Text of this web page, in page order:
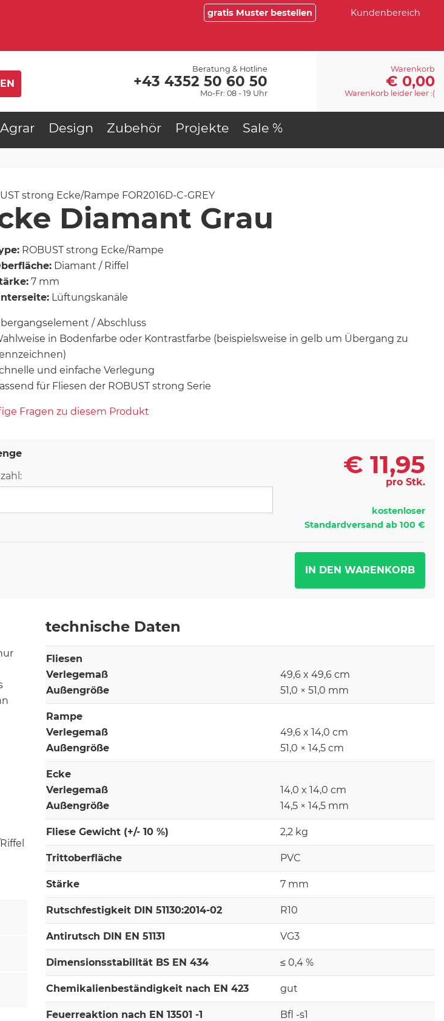
gratis Muster bestellen Kundenbereich
Beratung & Hotline
+43 4352 50 60 50
Mo-Fr: 08 - 19 Uhr
Warenkorb
€ 0,00
Warenkorb leider leer :(
Design Zubehör Projekte Sale %
strong Ecke/Rampe FOR2016D-C-GREY
Diamant Grau
ROBUST strong Ecke/Rampe
Diamant / Riffel
7 mm
Lüftungskanäle
/ Abschluss
in Bodenfarbe oder Kontrastfarbe (beispielsweise in gelb um Übergang zu
und einfache Verlegung
für Fliesen der ROBUST strong Serie
Fragen zu diesem Produkt
€ 11,95
pro Stk.
kostenloser
Standardversand ab 100 €
technische Daten
Fliesen
Verlegemaß
Außengröße
49,6 x 49,6 cm
51,0 × 51,0 mm
Rampe
Verlegemaß
Außengröße
49,6 x 14,0 cm
51,0 × 14,5 cm
Ecke
Verlegemaß
Außengröße
14,0 x 14,0 cm
14,5 × 14,5 mm
Fliese Gewicht (+/- 10 %) 2,2 kg
Trittoberfläche PVC
Stärke 7 mm
Rutschfestigkeit DIN 51130:2014-02 R10
Antirutsch DIN EN 51131 VG3
Dimensionsstabilität BS EN 434 ≤ 0,4 %
Chemikalienbeständigkeit nach EN 423 gut
Feuerreaktion nach EN 13501 -1 Bfl -s1